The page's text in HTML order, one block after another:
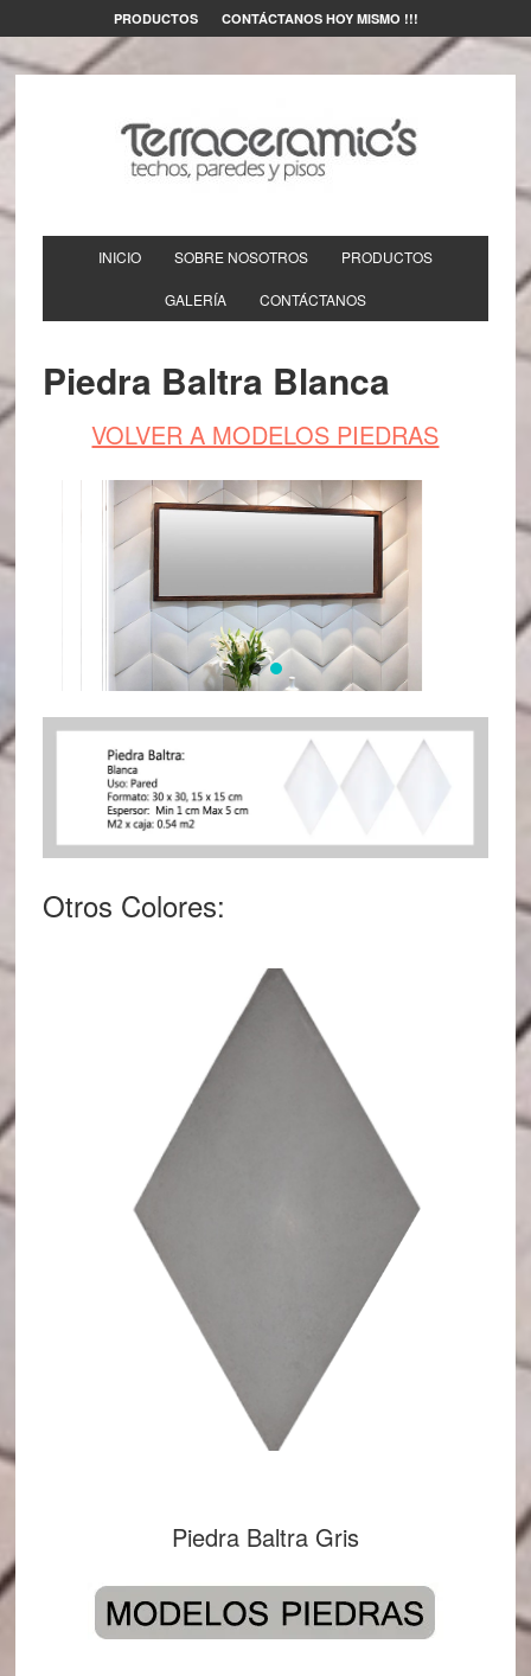
PRODUCTOS CONTÁCTANOS HOY MISMO !!!
INICIO SOBRE NOSOTROS PRODUCTOS
GALERÍA CONTÁCTANOS
Piedra Baltra Blanca
VOLVER A MODELOS PIEDRAS
Otros Colores:
Piedra Baltra Gris